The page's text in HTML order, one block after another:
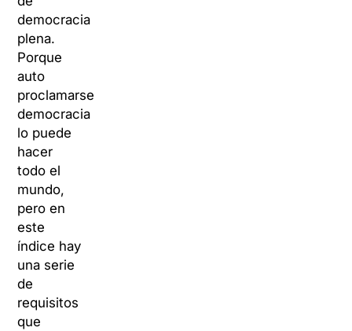
democracia
plena.
Porque
auto
proclamarse
democracia
lo puede
hacer
todo el
mundo,
pero en
este
índice hay
una serie
de
requisitos
que